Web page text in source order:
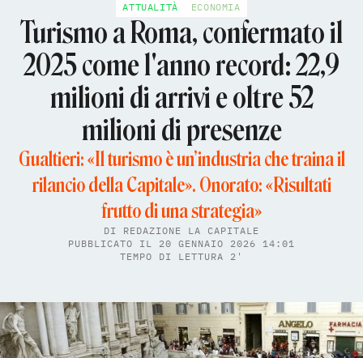
ATTUALITÀ ECONOMIA
Turismo a Roma, confermato il
2025 come l'anno record: 22,9
milioni di arrivi e oltre 52
milioni di presenze
Gualtieri: «Il turismo è un’industria che traina il
rilancio della Capitale». Onorato: «Risultati
frutto di una strategia»
DI REDAZIONE LA CAPITALE
PUBBLICATO IL 20 GENNAIO 2026 14:01
TEMPO DI LETTURA 2'